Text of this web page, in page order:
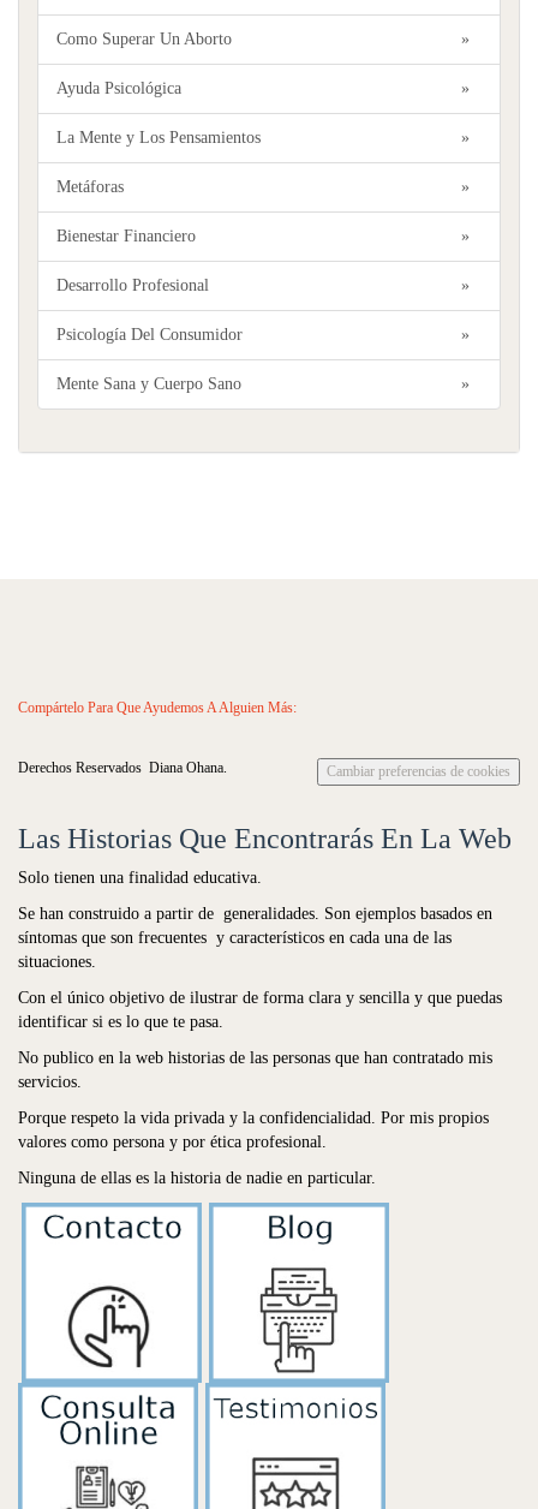
»
Como Superar Un Aborto
»
Ayuda Psicológica
»
La Mente y Los Pensamientos
»
Metáforas
»
Bienestar Financiero
»
Desarrollo Profesional
»
Psicología Del Consumidor
»
Mente Sana y Cuerpo Sano
Compártelo Para Que Ayudemos A Alguien Más:
Cambiar preferencias de cookies
Derechos Reservados Diana Ohana.
Las Historias Que Encontrarás En La Web
Solo tienen una finalidad educativa.
Se han construido a partir de generalidades. Son ejemplos basados en
síntomas que son frecuentes y característicos en cada una de las
situaciones.
Con el único objetivo de ilustrar de forma clara y sencilla y que puedas
identificar si es lo que te pasa.
No publico en la web historias de las personas que han contratado mis
servicios.
Porque respeto la vida privada y la confidencialidad. Por mis propios
valores como persona y por ética profesional.
Ninguna de ellas es la historia de nadie en particular.